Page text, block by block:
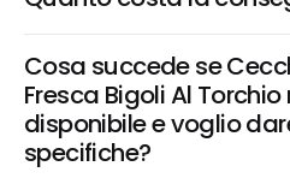
Cosa succede se
Fresca Bigoli Al Torchio
disponibile e voglio
specifiche?